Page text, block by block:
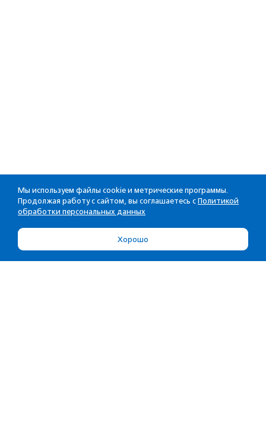
Мы используем файлы cookie и метрические программы.
Продолжая работу с сайтом, вы соглашаетесь с Политикой
обработки персональных данных
Хорошо